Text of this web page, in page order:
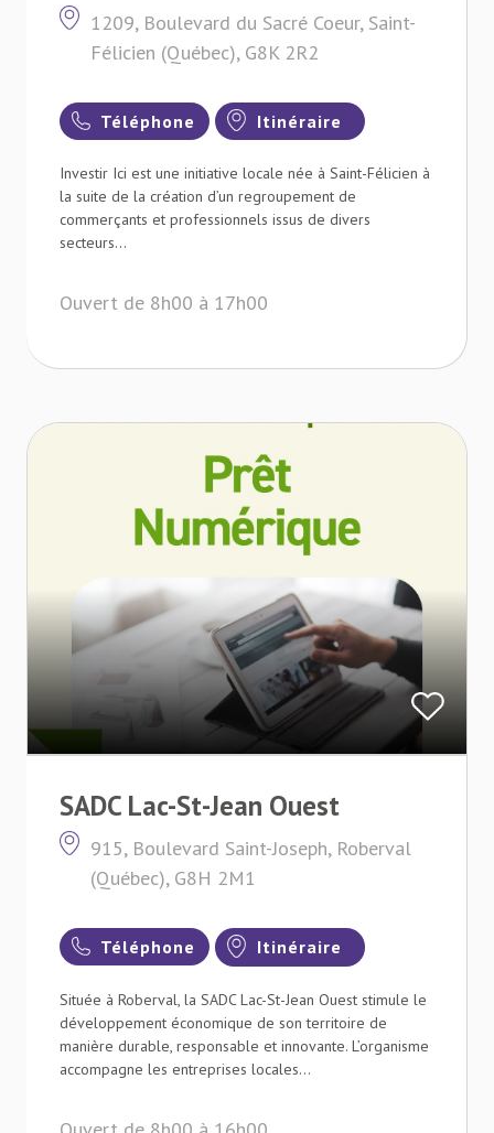
1209, Boulevard du Sacré Coeur, Saint-
Félicien (Québec), G8K 2R2
Téléphone Itinéraire
Investir Ici est une initiative locale née à Saint-Félicien à
la suite de la création d’un regroupement de
commerçants et professionnels issus de divers
secteurs...
Ouvert de 8h00 à 17h00
SADC Lac-St-Jean Ouest
915, Boulevard Saint-Joseph, Roberval
(Québec), G8H 2M1
Téléphone Itinéraire
Située à Roberval, la SADC Lac-St-Jean Ouest stimule le
développement économique de son territoire de
manière durable, responsable et innovante. L’organisme
accompagne les entreprises locales...